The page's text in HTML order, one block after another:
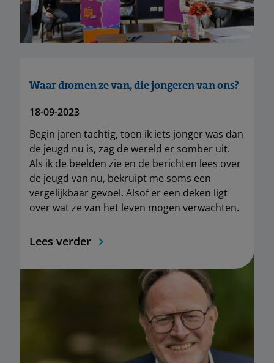
Waar dromen ze van, die jongeren van ons?
18-09-2023
Begin jaren tachtig, toen ik iets jonger was dan
de jeugd nu is, zag de wereld er somber uit.
Als ik de beelden zie en de berichten lees over
de jeugd van nu, bekruipt me soms een
vergelijkbaar gevoel. Alsof er een deken ligt
over wat ze van het leven mogen verwachten.
Lees verder